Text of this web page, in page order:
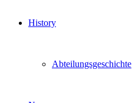
History
Abteilungsgeschichte